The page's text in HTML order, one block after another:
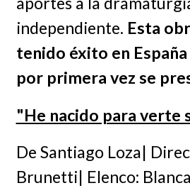
independiente. Esta
tenido éxito en
por primera vez se
"He nacido para verte
De Santiago Loza|
Brunetti| Elenco: